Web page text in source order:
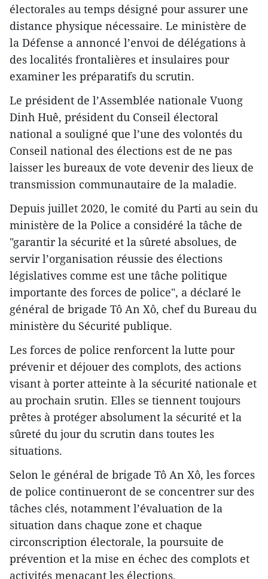
électorales au temps désigné pour assurer une
distance physique nécessaire. Le ministère de
la Défense a annoncé l’envoi de délégations à
des localités frontalières et insulaires pour
examiner les préparatifs du scrutin.
Le président de l’Assemblée nationale Vuong
Dinh Huê, président du Conseil électoral
national a souligné que l’une des volontés du
Conseil national des élections est de ne pas
laisser les bureaux de vote devenir des lieux de
transmission communautaire de la maladie.
Depuis juillet 2020, le comité du Parti au sein du
ministère de la Police a considéré la tâche de
"garantir la sécurité et la sûreté absolues, de
servir l’organisation réussie des élections
législatives comme est une tâche politique
importante des forces de police", a déclaré le
général de brigade Tô An Xô, chef du Bureau du
ministère du Sécurité publique.
Les forces de police renforcent la lutte pour
prévenir et déjouer des complots, des actions
visant à porter atteinte à la sécurité nationale et
au prochain srutin. Elles se tiennent toujours
prêtes à protéger absolument la sécurité et la
sûreté du jour du scrutin dans toutes les
situations.
Selon le général de brigade Tô An Xô, les forces
de police continueront de se concentrer sur des
tâches clés, notamment l’évaluation de la
situation dans chaque zone et chaque
circonscription électorale, la poursuite de
prévention et la mise en échec des complots et
activités menaçant les élections.